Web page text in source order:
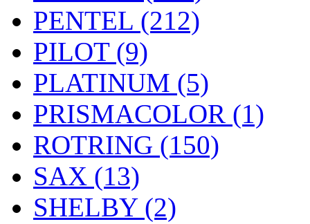
PENTEL (212)
PILOT (9)
PLATINUM (5)
PRISMACOLOR (1)
ROTRING (150)
SAX (13)
SHELBY (2)